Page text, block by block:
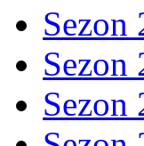
Sezon
Sezon
Sezon